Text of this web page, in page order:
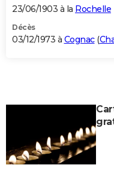
23/06/1903 à la Rochelle
Décès
03/12/1973 à Cognac(